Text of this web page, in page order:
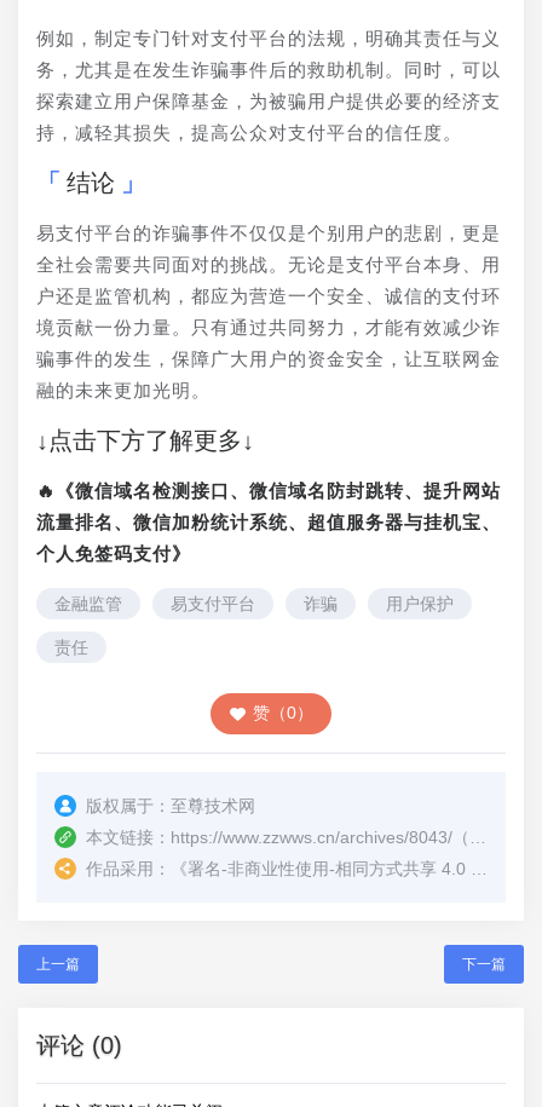
例如，制定专门针对支付平台的法规，明确其责任与义
务，尤其是在发生诈骗事件后的救助机制。同时，可以
探索建立用户保障基金，为被骗用户提供必要的经济支
持，减轻其损失，提高公众对支付平台的信任度。
结论
易支付平台的诈骗事件不仅仅是个别用户的悲剧，更是
全社会需要共同面对的挑战。无论是支付平台本身、用
户还是监管机构，都应为营造一个安全、诚信的支付环
境贡献一份力量。只有通过共同努力，才能有效减少诈
骗事件的发生，保障广大用户的资金安全，让互联网金
融的未来更加光明。
↓点击下方了解更多↓
🔥《微信域名检测接口、微信域名防封跳转、提升网站
流量排名、微信加粉统计系统、超值服务器与挂机宝、
个人免签码支付》
金融监管 易支付平台 诈骗 用户保护
责任
赞（0）
版权属于： 至尊技术网
本文链接： https://www.zzwws.cn/archives/8043/ （转载时请注明本文出处及文章链接）
作品采用：
《署名-非商业性使用-相同方式共享 4.0 国际 (CC BY-NC-SA 4.0)
上一篇 下一篇
评论 (0)